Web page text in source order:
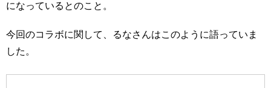
になっているとのこと。
今回のコラボに関して、るなさんはこのように語っていま
した。